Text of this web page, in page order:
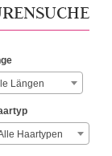
Längen
Haartypen